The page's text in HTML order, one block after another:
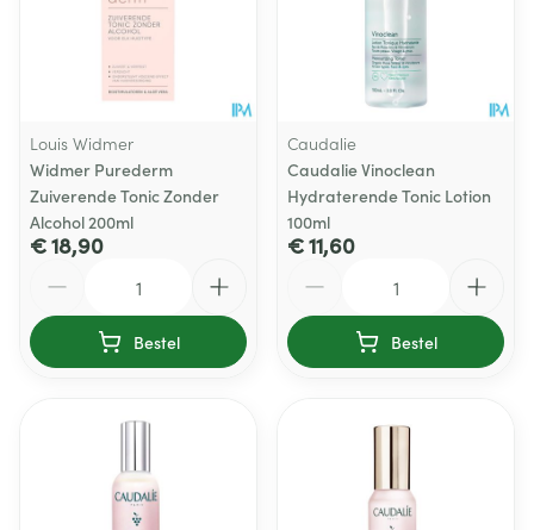
Louis Widmer
Widmer Purederm
Zuiverende Tonic Zonder
Alcohol 200ml
€ 18,90
Bestel
Caudalie
Caudalie Vinoclean
Hydraterende Tonic Lotion
100ml
€ 11,60
Bestel